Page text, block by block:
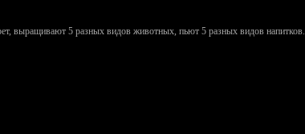
выращивают 5 разных видов животных, пьют 5 разных видов напитков.